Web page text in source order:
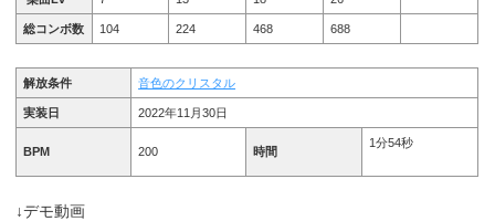
総コンボ数 104 224 468 688
解放条件 音色のクリスタル
実装日 2022年11月30日
BPM 200 時間
1分54秒
↓デモ動画